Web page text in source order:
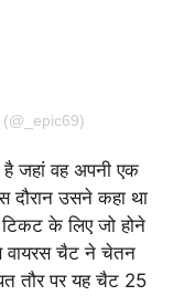
है जहां वह अपनी एक
दौरान उसने कहा था
के लिए जो होने
वायरस चैट ने चेतन
तौर पर यह चैट 25